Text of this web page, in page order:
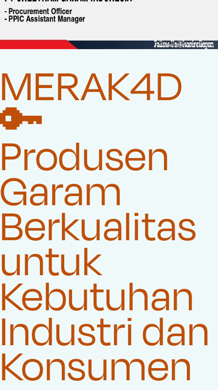
MERAK4D
🔑
Produsen
Garam
Berkualitas
untuk
Kebutuhan
Industri dan
Konsumen